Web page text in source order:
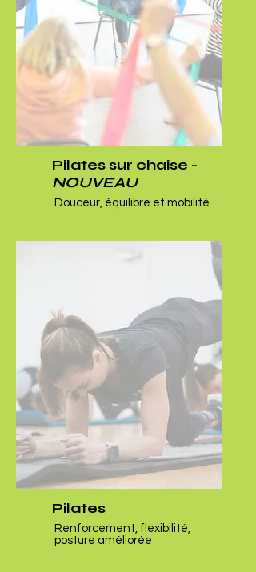
Pilates sur chaise -
NOUVEAU
Douceur, équilibre et mobilité
Pilates
Renforcement, flexibilité,
posture améliorée